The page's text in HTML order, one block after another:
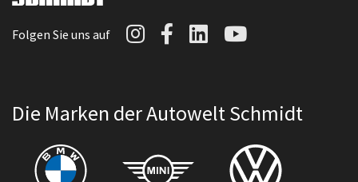
Folgen Sie uns auf Autowelt Schmidt auf
Autowelt Schmidt
AutoweltAutowelt
Die Marken der Autowelt Schmidt